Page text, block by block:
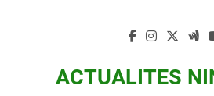
ACTUALITES